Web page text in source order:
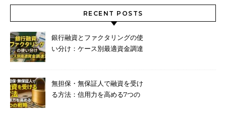
RECENT POSTS
銀行融資とファクタリングの使
い分け：ケース別最適資金調達
無担保・無保証人で融資を受け
る方法：信用力を高める7つの